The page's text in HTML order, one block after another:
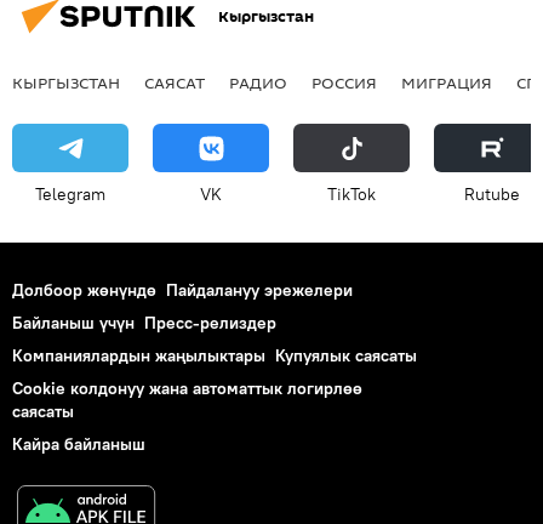
Кыргызстан
КЫРГЫЗСТАН САЯСАТ РАДИО РОССИЯ МИГРАЦИЯ
Telegram VK ТikТоk Rutube
Долбоор жөнүндө Пайдалануу эрежелери
Байланыш үчүн Пресс-релиздер
Компаниялардын жаңылыктары Купуялык саясаты
Cookie колдонуу жана автоматтык логирлөө
саясаты
Кайра байланыш